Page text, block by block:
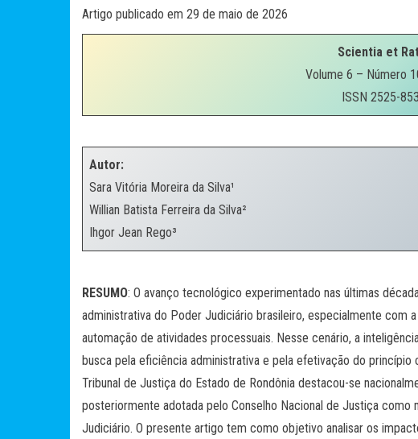
Artigo publicado em 29 de maio de 2026
Scientia et
Volume 6 – Número
ISSN 2525-
Autor:
Sara Vitória Moreira da Silva¹
Willian Batista Ferreira da Silva²
Ihgor Jean Rego³
RESUMO: O avanço tecnológico experimentado nas últimas
administrativa do Poder Judiciário brasileiro, especialmente com
automação de atividades processuais. Nesse cenário, a
busca pela eficiência administrativa e pela efetivação do
Tribunal de Justiça do Estado de Rondônia destacou-se
posteriormente adotada pelo Conselho Nacional de Justiça
Judiciário. O presente artigo tem como objetivo analisar os